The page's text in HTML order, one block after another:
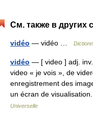
См. также в других
vidéo — vidéo …
vidéo — [ video ] adj. inv.
video « je vois », de
enregistrement des
un écran de
Universelle